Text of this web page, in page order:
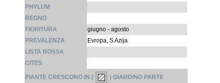
PHYLUM
REGNO
FIORITURA
giugno - agosto
PREVALENZA
Evropa, S Azija
LISTA ROSSA
CITES
PIANTE CRESCONO IN ( ) GIARDINO PARTE